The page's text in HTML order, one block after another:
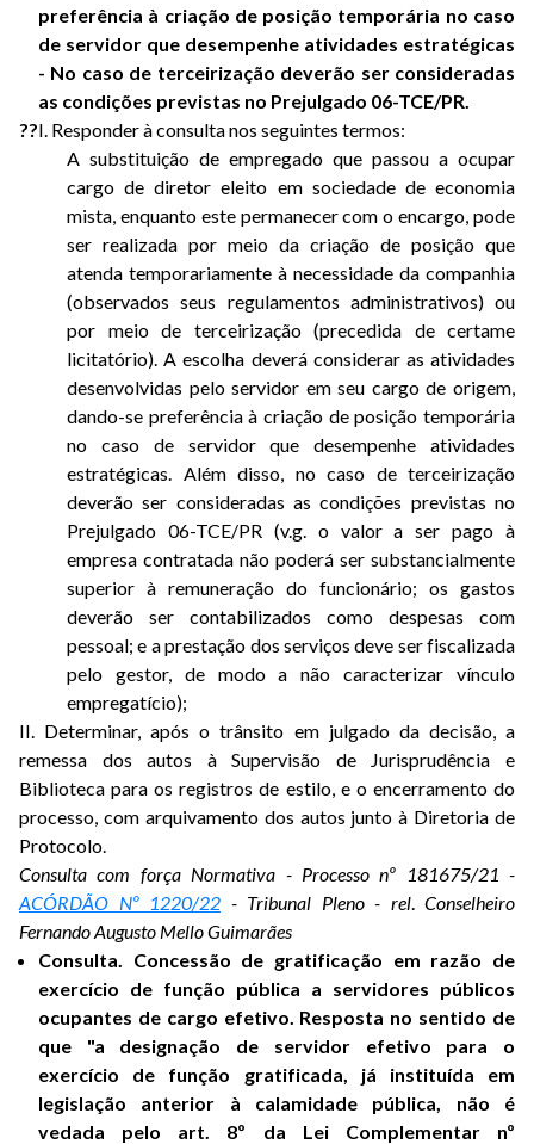
preferência à criação de posição temporária no caso
de servidor que desempenhe atividades estratégicas
- No caso de terceirização deverão ser consideradas
as condições previstas no Prejulgado 06-TCE/PR.
??I. Responder à consulta nos seguintes termos:
A substituição de empregado que passou a ocupar
cargo de diretor eleito em sociedade de economia
mista, enquanto este permanecer com o encargo, pode
ser realizada por meio da criação de posição que
atenda temporariamente à necessidade da companhia
(observados seus regulamentos administrativos) ou
por meio de terceirização (precedida de certame
licitatório). A escolha deverá considerar as atividades
desenvolvidas pelo servidor em seu cargo de origem,
dando-se preferência à criação de posição temporária
no caso de servidor que desempenhe atividades
estratégicas. Além disso, no caso de terceirização
deverão ser consideradas as condições previstas no
Prejulgado 06-TCE/PR (v.g. o valor a ser pago à
empresa contratada não poderá ser substancialmente
superior à remuneração do funcionário; os gastos
deverão ser contabilizados como despesas com
pessoal; e a prestação dos serviços deve ser fiscalizada
pelo gestor, de modo a não caracterizar vínculo
empregatício);
II. Determinar, após o trânsito em julgado da decisão, a
remessa dos autos à Supervisão de Jurisprudência e
Biblioteca para os registros de estilo, e o encerramento do
processo, com arquivamento dos autos junto à Diretoria de
Protocolo.
Consulta com força Normativa - Processo nº 181675/21 -
ACÓRDÃO Nº 1220/22 - Tribunal Pleno - rel. Conselheiro
Fernando Augusto Mello Guimarães
Consulta. Concessão de gratificação em razão de
exercício de função pública a servidores públicos
ocupantes de cargo efetivo. Resposta no sentido de
que "a designação de servidor efetivo para o
exercício de função gratificada, já instituída em
legislação anterior à calamidade pública, não é
vedada pelo art. 8º da Lei Complementar nº